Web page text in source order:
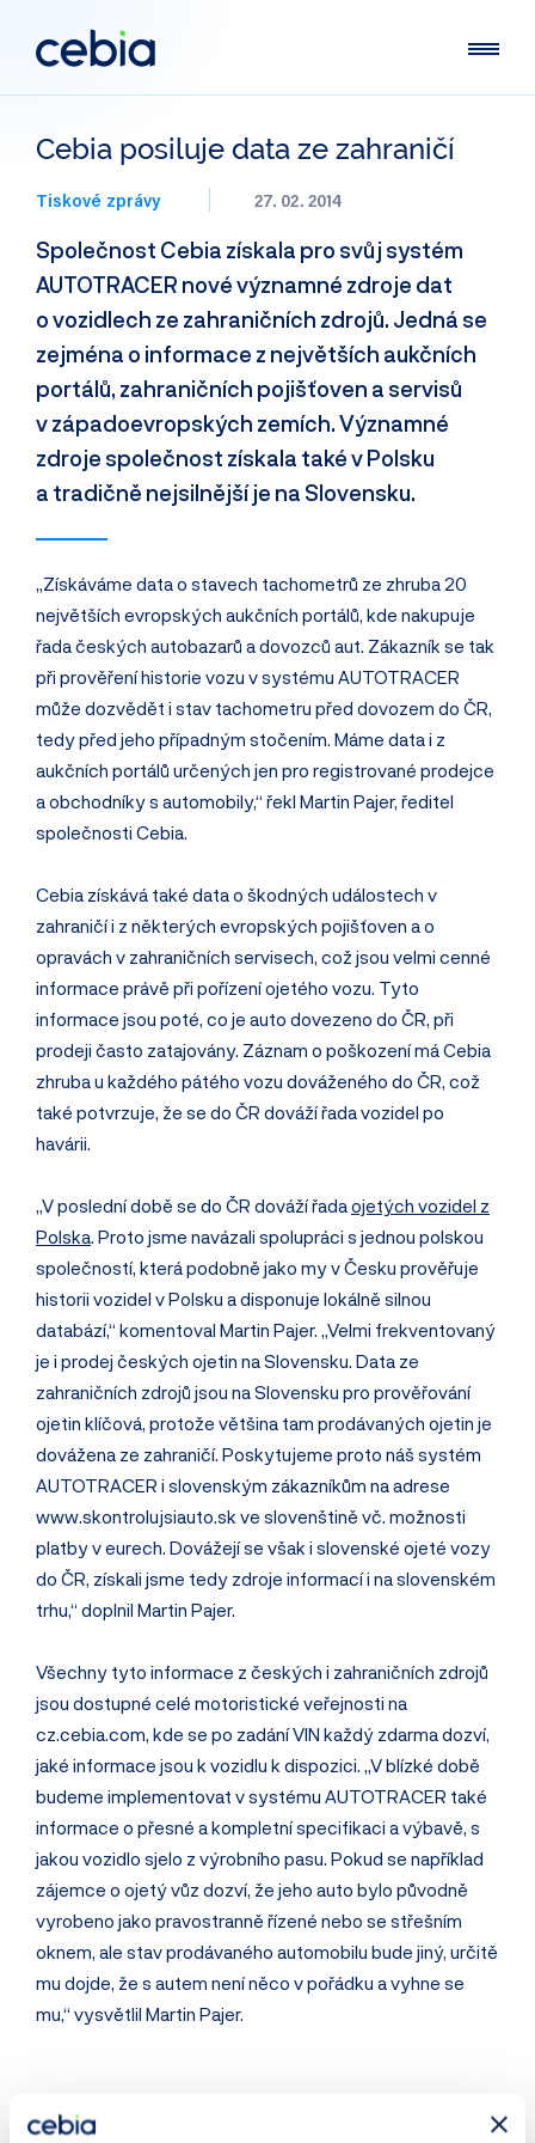
Cebia posiluje data ze zahraničí
Tiskové zprávy 27. 02. 2014
Společnost Cebia získala pro svůj systém
AUTOTRACER nové významné zdroje dat
o vozidlech ze zahraničních zdrojů. Jedná se
zejména o informace z největších aukčních
portálů, zahraničních pojišťoven a servisů
v západoevropských zemích. Významné
zdroje společnost získala také v Polsku
a tradičně nejsilnější je na Slovensku.
„Získáváme data o stavech tachometrů ze zhruba 20
největších evropských aukčních portálů, kde nakupuje
řada českých autobazarů a dovozců aut. Zákazník se tak
při prověření historie vozu v systému AUTOTRACER
může dozvědět i stav tachometru před dovozem do ČR,
tedy před jeho případným stočením. Máme data i z
aukčních portálů určených jen pro registrované prodejce
a obchodníky s automobily,“ řekl Martin Pajer, ředitel
společnosti Cebia.
Cebia získává také data o škodných událostech v
zahraničí i z některých evropských pojišťoven a o
opravách v zahraničních servisech, což jsou velmi cenné
informace právě při pořízení ojetého vozu. Tyto
informace jsou poté, co je auto dovezeno do ČR, při
prodeji často zatajovány. Záznam o poškození má Cebia
zhruba u každého pátého vozu dováženého do ČR, což
také potvrzuje, že se do ČR dováží řada vozidel po
havárii.
„V poslední době se do ČR dováží řadaojetých vozidel z
Polska. Proto jsme navázali spolupráci s jednou polskou
společností, která podobně jako my v Česku prověřuje
historii vozidel v Polsku a disponuje lokálně silnou
databází,“ komentoval Martin Pajer. „Velmi frekventovaný
je i prodej českých ojetin na Slovensku. Data ze
zahraničních zdrojů jsou na Slovensku pro prověřování
ojetin klíčová, protože většina tam prodávaných ojetin je
dovážena ze zahraničí. Poskytujeme proto náš systém
AUTOTRACER i slovenským zákazníkům na adrese
www.skontrolujsiauto.sk ve slovenštině vč. možnosti
platby v eurech. Dovážejí se však i slovenské ojeté vozy
do ČR, získali jsme tedy zdroje informací i na slovenském
trhu,“ doplnil Martin Pajer.
Všechny tyto informace z českých i zahraničních zdrojů
jsou dostupné celé motoristické veřejnosti na
cz.cebia.com, kde se po zadání VIN každý zdarma dozví,
jaké informace jsou k vozidlu k dispozici. „V blízké době
budeme implementovat v systému AUTOTRACER také
informace o přesné a kompletní specifikaci a výbavě, s
jakou vozidlo sjelo z výrobního pasu. Pokud se například
zájemce o ojetý vůz dozví, že jeho auto bylo původně
vyrobeno jako pravostranně řízené nebo se střešním
oknem, ale stav prodávaného automobilu bude jiný, určitě
mu dojde, že s autem není něco v pořádku a vyhne se
mu,“ vysvětlil Martin Pajer.
Cebia, spol. s r.o., je leader na trhu v prověřování původu a